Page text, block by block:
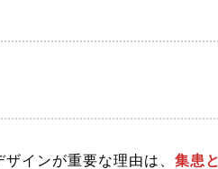
インが重要な理由は、 集患